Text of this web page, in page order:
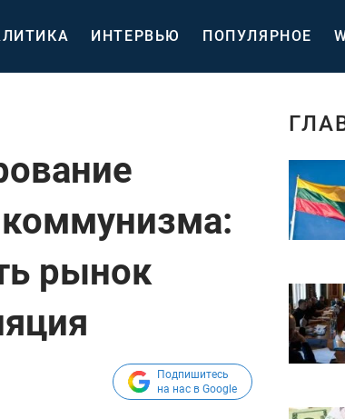
ИНТЕРВЬЮ ПОПУЛЯРНОЕ
рынок
Подпишитесь
на нас в Google